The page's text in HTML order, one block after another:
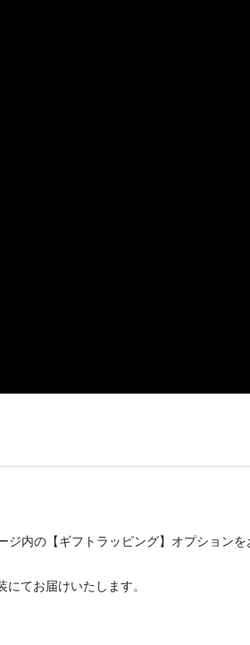
内の【ギフトラッピング】オプション
てお届けいたします。